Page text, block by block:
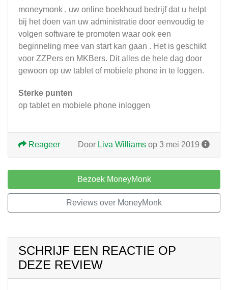
moneymonk , uw online boekhoud bedrijf dat u helpt
bij het doen van uw administratie door eenvoudig te
volgen software te promoten waar ook een
beginneling mee van start kan gaan . Het is geschikt
voor ZZPers en MKBers. Dit alles de hele dag door
gewoon op uw tablet of mobiele phone in te loggen.
Sterke punten
op tablet en mobiele phone inloggen
Door Liva Williams op 3 mei 2019
Reageer
Bezoek MoneyMonk
Reviews over MoneyMonk
SCHRIJF EEN REACTIE OP
DEZE REVIEW